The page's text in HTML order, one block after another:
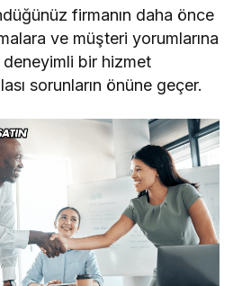
firmanın daha önce
ve müşteri yorumlarına
deneyimli bir hizmet
sorunların önüne geçer.